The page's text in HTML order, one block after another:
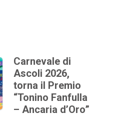
Carnevale di
Ascoli 2026,
torna il Premio
“Tonino Fanfulla
– Ancaria d’Oro”